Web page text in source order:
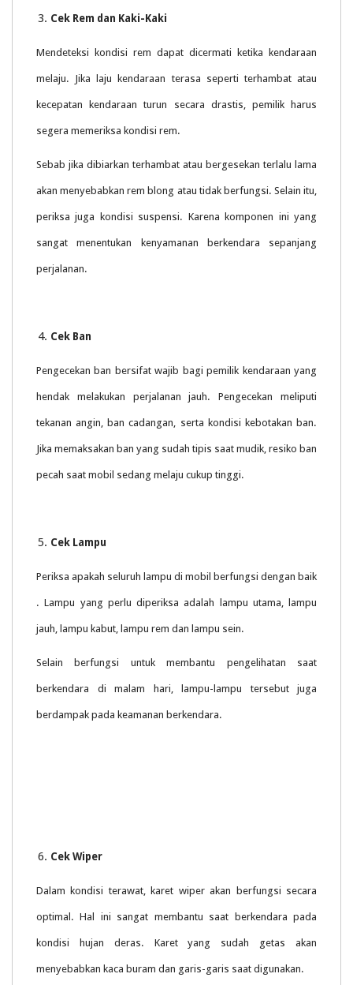
Cek Rem dan Kaki-Kaki
Mendeteksi kondisi rem dapat dicermati ketika kendaraan
melaju. Jika laju kendaraan terasa seperti terhambat atau
kecepatan kendaraan turun secara drastis, pemilik harus
segera memeriksa kondisi rem.
Sebab jika dibiarkan terhambat atau bergesekan terlalu lama
akan menyebabkan rem blong atau tidak berfungsi. Selain itu,
periksa juga kondisi suspensi. Karena komponen ini yang
sangat menentukan kenyamanan berkendara sepanjang
perjalanan.
Cek Ban
Pengecekan ban bersifat wajib bagi pemilik kendaraan yang
hendak melakukan perjalanan jauh. Pengecekan meliputi
tekanan angin, ban cadangan, serta kondisi kebotakan ban.
Jika memaksakan ban yang sudah tipis saat mudik, resiko ban
pecah saat mobil sedang melaju cukup tinggi.
Cek Lampu
Periksa apakah seluruh lampu di mobil berfungsi dengan baik
. Lampu yang perlu diperiksa adalah lampu utama, lampu
jauh, lampu kabut, lampu rem dan lampu sein.
Selain berfungsi untuk membantu pengelihatan saat
berkendara di malam hari, lampu-lampu tersebut juga
berdampak pada keamanan berkendara.
Cek Wiper
Dalam kondisi terawat, karet wiper akan berfungsi secara
optimal. Hal ini sangat membantu saat berkendara pada
kondisi hujan deras. Karet yang sudah getas akan
menyebabkan kaca buram dan garis-garis saat digunakan.